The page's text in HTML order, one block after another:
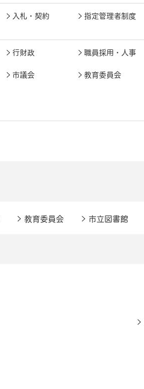
入札・契約 指定管理者制度
行財政 職員採用・人事
市議会 教育委員会
教育委員会 市立図書館